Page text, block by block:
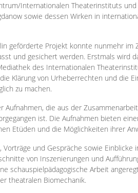
Internationalen Theaterinstituts
sowie dessen Wirken in
geförderte Projekt konnte nunmehr im
und gesichert werden. Erstmals wird
des Internationalen
Klärung von Urheberrechten und die
zu machen.
die aus der
ist. Die Aufnahmen bieten
Etüden und die Möglichkeiten ihrer
und Gespräche sowie Einblicke
von Inszenierungen und
schauspielpädagogische Arbeit
theatralen Biomechanik.